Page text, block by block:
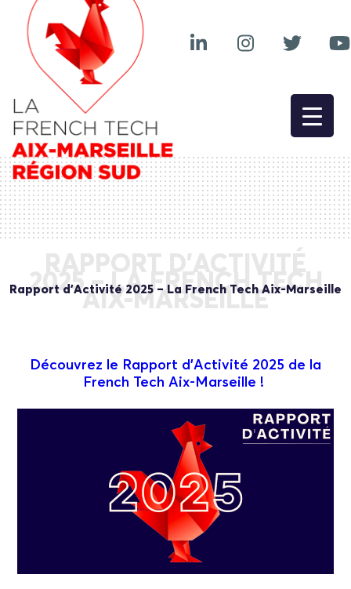
RAPPORT D’ACTIVITÉ
2025 – LA FRENCH TECH
AIX-MARSEILLE
Rapport d’Activité 2025 – La French Tech Aix-Marseille
Découvrez le Rapport d’Activité 2025 de la
French Tech Aix-Marseille !